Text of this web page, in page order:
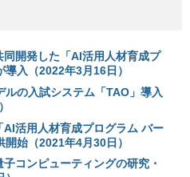
開発した「AI活用人材育成プ
入（2022年3月16日）
ルの入試システム「TAO」導入
活用人材育成プログラム バー
始（2021年4月30日）
コンピューティングの研究・